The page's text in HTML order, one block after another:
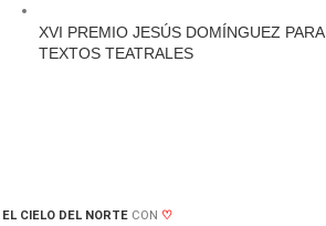
XVI PREMIO JESÚS DOMÍNGUEZ PARA
TEXTOS TEATRALES
EL CIELO DEL NORTE CON ♡